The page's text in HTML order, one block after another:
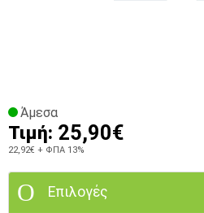
Άμεσα
Τιμή: 25,90€
22,92€ + ΦΠΑ 13%
Επιλογές